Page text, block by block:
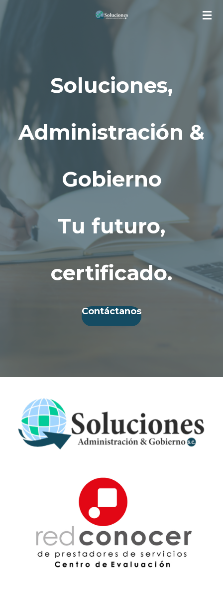
Soluciones,
Administración &
Gobierno
Tu futuro,
certificado.
Contáctanos